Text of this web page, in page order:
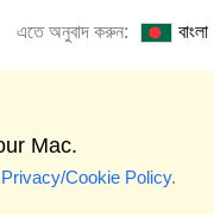
এতে অনুবাদ করুন: বাংলা
Mac.
Privacy/Cookie Policy.